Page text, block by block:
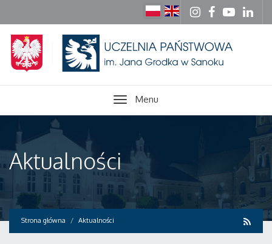
Menu
Aktualności
Strona główna Aktualności